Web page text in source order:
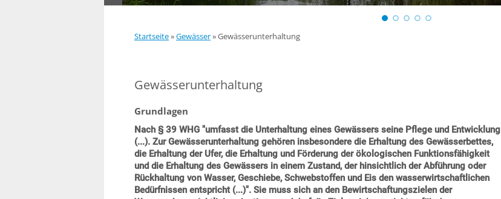
Startseite»Gewässer»Gewässerunterhaltung
Gewässerunterhaltung
Grundlagen
Nach § 39 WHG "umfasst die Unterhaltung eines Gewässers seine Pflege und Entwicklung
(...). Zur Gewässerunterhaltung gehören insbesondere die Erhaltung des Gewässerbettes,
die Erhaltung der Ufer, die Erhaltung und Förderung der ökologischen Funktionsfähigkeit
und die Erhaltung des Gewässers in einem Zustand, der hinsichtlich der Abführung oder
Rückhaltung von Wasser, Geschiebe, Schwebstoffen und Eis den wasserwirtschaftlichen
Bedürfnissen entspricht (...)". Sie muss sich an den Bewirtschaftungszielen der